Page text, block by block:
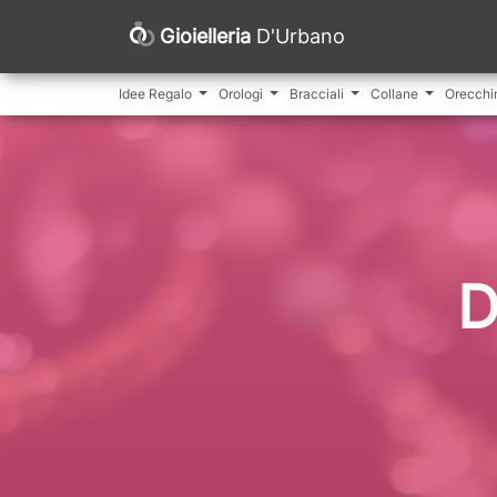
Gioielleria D'Urbano
Idee Regalo Orologi Bracciali Collane